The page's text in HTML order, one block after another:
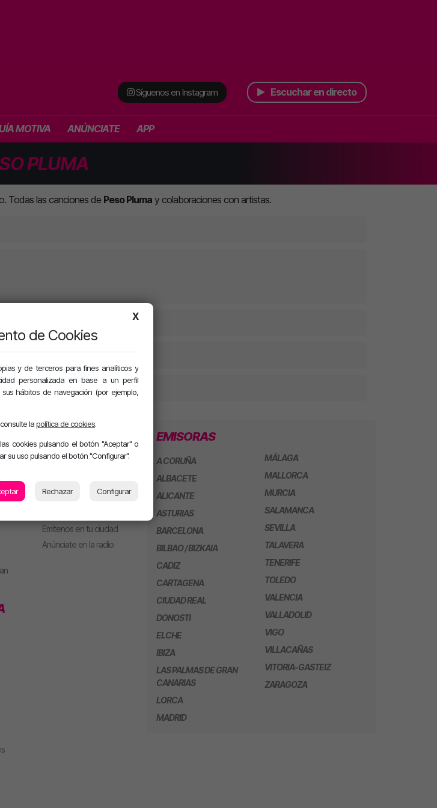
Síguenos en Instagram Escuchar en directo
MOTIVA ANÚNCIATE APP
PLUMA
Todas las canciones de Peso Plumay colaboraciones con artistas.
Playlist
Emítenos en tu ciudad
Anúnciate en la radio
EMISORAS
A CORUÑA
ALBACETE
ALICANTE
ASTURIAS
BARCELONA
BILBAO / BIZKAIA
CADIZ
CARTAGENA
CIUDAD REAL
DONOSTI
ELCHE
IBIZA
LAS PALMAS DE GRAN
CANARIAS
LORCA
MADRID
MÁLAGA
MALLORCA
MURCIA
SALAMANCA
SEVILLA
TALAVERA
TENERIFE
TOLEDO
VALENCIA
VALLADOLID
VIGO
VILLACAÑAS
VITORIA-GASTEIZ
ZARAGOZA
X
de Cookies
y de terceros para fines analíticos y
personalizada en base a un perfil
hábitos de navegación (por ejemplo,
lapolítica de cookies.
cookies pulsando el botón "Aceptar" o
su uso pulsando el botón "Configurar".
Rechazar Configurar